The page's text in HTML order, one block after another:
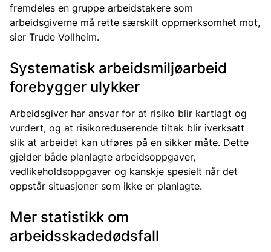
fremdeles en gruppe arbeidstakere som
arbeidsgiverne må rette særskilt oppmerksomhet mot,
sier Trude Vollheim.
Systematisk arbeidsmiljøarbeid
forebygger ulykker
Arbeidsgiver har ansvar for at risiko blir kartlagt og
vurdert, og at risikoreduserende tiltak blir iverksatt
slik at arbeidet kan utføres på en sikker måte. Dette
gjelder både planlagte arbeidsoppgaver,
vedlikeholdsoppgaver og kanskje spesielt når det
oppstår situasjoner som ikke er planlagte.
Mer statistikk om
arbeidsskadedødsfall